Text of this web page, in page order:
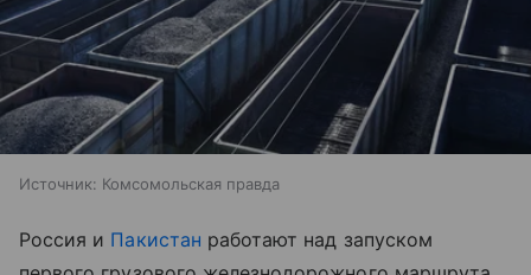
Источник: Комсомольская правда
Россия и Пакистан работают над запуском